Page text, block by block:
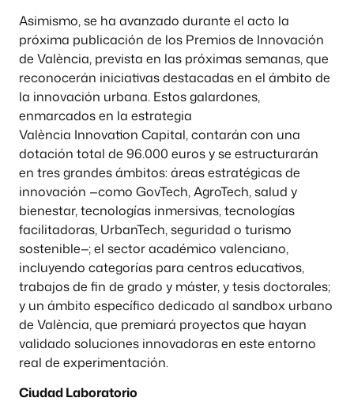
Asimismo, se ha avanzado durante el acto la
próxima publicación de los Premios de Innovación
de València, prevista en las próximas semanas, que
reconocerán iniciativas destacadas en el ámbito de
la innovación urbana. Estos galardones,
enmarcados en la estrategia
València Innovation Capital, contarán con una
dotación total de 96.000 euros y se estructurarán
en tres grandes ámbitos: áreas estratégicas de
innovación —como GovTech, AgroTech, salud y
bienestar, tecnologías inmersivas, tecnologías
facilitadoras, UrbanTech, seguridad o turismo
sostenible—; el sector académico valenciano,
incluyendo categorías para centros educativos,
trabajos de fin de grado y máster, y tesis doctorales;
y un ámbito específico dedicado al sandbox urbano
de València, que premiará proyectos que hayan
validado soluciones innovadoras en este entorno
real de experimentación.
Ciudad Laboratorio